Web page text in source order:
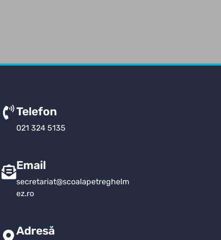
Telefon
021 324 5135
Email
secretariat@scoalapetreghelm
ez.ro
Adresă